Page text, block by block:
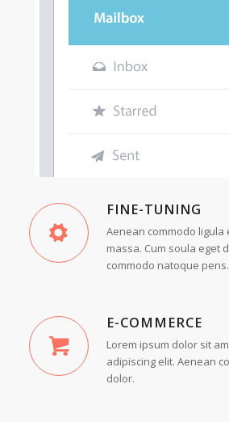
FINE-TUNING
Aenean commodo ligula
massa. Cum soula eget
commodo natoque pens.
E-COMMERCE
Lorem ipsum dolor sit
adipiscing elit. Aenean
dolor.